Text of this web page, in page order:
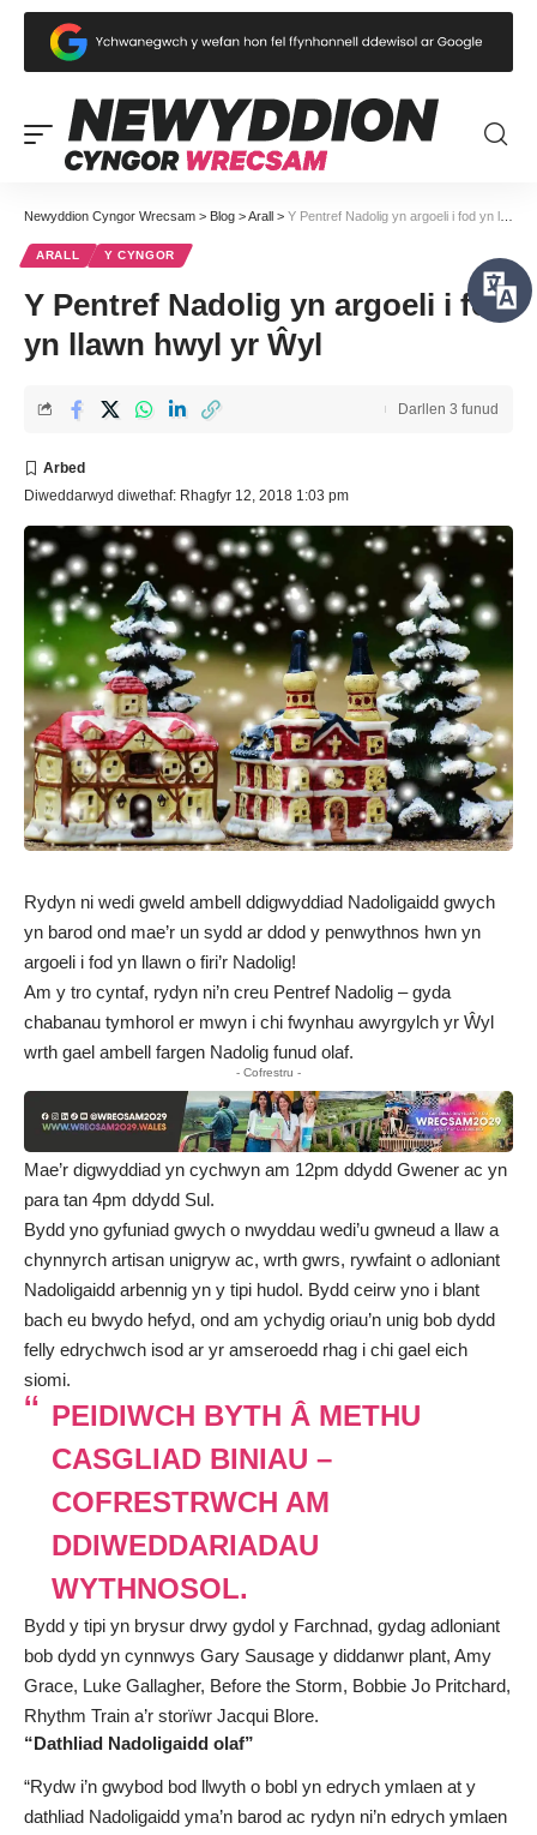
Newyddion Cyngor Wrecsam > Blog >Arall > Y Pentref Nadolig yn argoeli i fod yn llawn hwyl yr Ŵyl
ARALL Y CYNGOR
Y Pentref Nadolig yn argoeli i fod
yn llawn hwyl yr Ŵyl
Diweddarwyd diwethaf: Rhagfyr 12, 2018 1:03 pm
Darllen 3 funud
Rydyn ni wedi gweld ambell ddigwyddiad Nadoligaidd gwych
yn barod ond mae’r un sydd ar ddod y penwythnos hwn yn
argoeli i fod yn llawn o firi’r Nadolig!
Am y tro cyntaf, rydyn ni’n creu Pentref Nadolig – gyda
chabanau tymhorol er mwyn i chi fwynhau awyrgylch yr Ŵyl
wrth gael ambell fargen Nadolig funud olaf.
- Cofrestru -
Mae’r digwyddiad yn cychwyn am 12pm ddydd Gwener ac yn
para tan 4pm ddydd Sul.
Bydd yno gyfuniad gwych o nwyddau wedi’u gwneud a llaw a
chynnyrch artisan unigryw ac, wrth gwrs, rywfaint o adloniant
Nadoligaidd arbennig yn y tipi hudol. Bydd ceirw yno i blant
bach eu bwydo hefyd, ond am ychydig oriau’n unig bob dydd
felly edrychwch isod ar yr amseroedd rhag i chi gael eich
siomi.
PEIDIWCH BYTH Â METHU
CASGLIAD BINIAU –
COFRESTRWCH AM
DDIWEDDARIADAU
WYTHNOSOL.
Bydd y tipi yn brysur drwy gydol y Farchnad, gydag adloniant
bob dydd yn cynnwys Gary Sausage y diddanwr plant, Amy
Grace, Luke Gallagher, Before the Storm, Bobbie Jo Pritchard,
Rhythm Train a’r storïwr Jacqui Blore.
“Dathliad Nadoligaidd olaf”
“Rydw i’n gwybod bod llwyth o bobl yn edrych ymlaen at y
dathliad Nadoligaidd yma’n barod ac rydyn ni’n edrych ymlaen